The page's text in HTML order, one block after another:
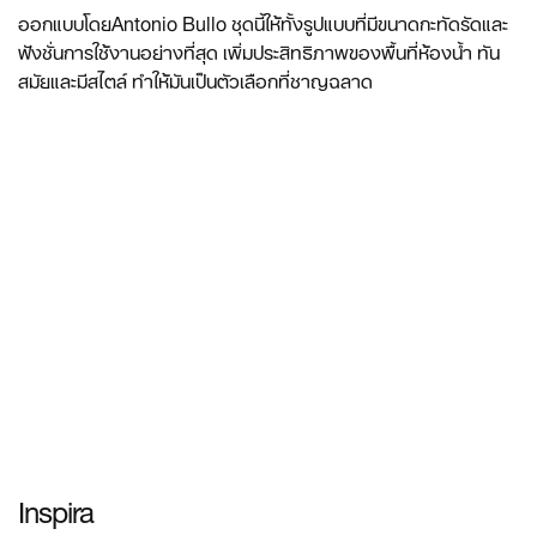
ออกแบบโดยAntonio Bullo ชุดนี้ให้ทั้งรูปแบบที่มีขนาดกะทัดรัดและ
ฟังชั่นการใช้งานอย่างที่สุด เพิ่มประสิทธิภาพของพื้นที่ห้องน้ำ ทัน
สมัย​​และมีสไตล์ ทำให้มันเป็นตัวเลือกที่ชาญฉลาด
Inspira